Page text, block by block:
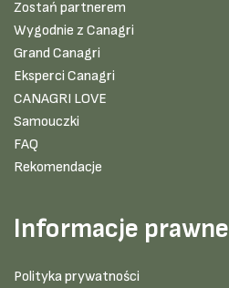
Zostań partnerem
Wygodnie z Canagri
Grand Canagri
Eksperci Canagri
CANAGRI LOVE
Samouczki
FAQ
Rekomendacje
Informacje prawne
Polityka prywatności